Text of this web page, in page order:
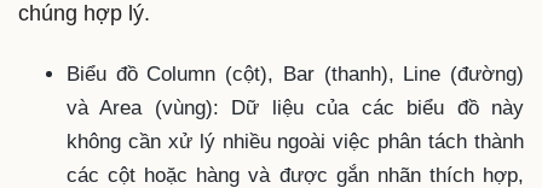
chúng hợp lý.
Biểu đồ Column (cột), Bar (thanh), Line (đường)
và Area (vùng): Dữ liệu của các biểu đồ này
không cần xử lý nhiều ngoài việc phân tách thành
các cột hoặc hàng và được gắn nhãn thích hợp,